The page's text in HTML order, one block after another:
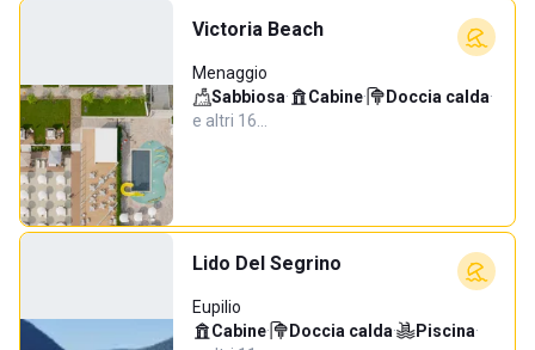
Victoria Beach
Menaggio
Sabbiosa· Cabine· Doccia calda·
e altri 16…
Lido Del Segrino
Eupilio
Cabine· Doccia calda· Piscina·